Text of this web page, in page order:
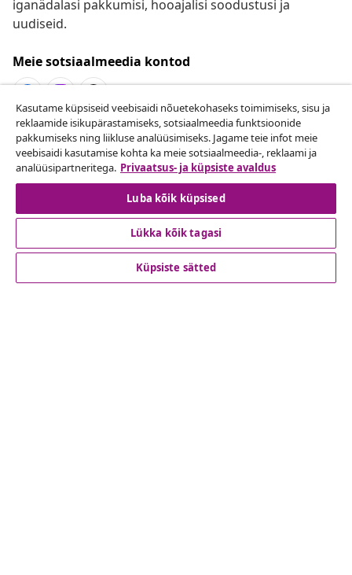
iganädalasi pakkumisi, hooajalisi soodustusi ja
uudiseid.
Meie sotsiaalmeedia kontod
Lepingust taganemine
Esita oma tellimuse kohta tagastamissoov.
Lepingust taganemine
Kasutame küpsiseid veebisaidi nõuetekohaseks toimimiseks, sisu ja
reklaamide isikupärastamiseks, sotsiaalmeedia funktsioonide
pakkumiseks ning liikluse analüüsimiseks. Jagame teie infot meie
veebisaidi kasutamise kohta ka meie sotsiaalmeedia-, reklaami ja
analüüsipartneritega. Privaatsus- ja küpsiste avaldus
Luba kõik küpsised
Lükka kõik tagasi
Küpsiste sätted